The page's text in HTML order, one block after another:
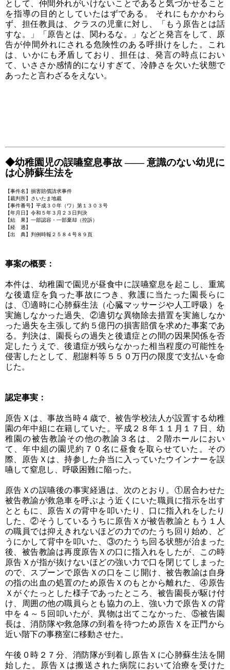
として、仲間外れがいけないことであると気づかせること
を指導の目的としていたはずである。 それにもかかわら
ず、担任教員は、クラスの児童に対し、「もう原告とは話
すな。」「原告とは、関わるな。」などと発言をして、原
告が仲間外れにされる危険性のある呼掛けをした。これ
は、いかにも矛盾しており、担任は、発言の時点におい
て、いささか感情的になりすぎて、冷静さを欠いた状態で
あったと言わざるをえない。
◆幼稚園児の誤嚥窒息事故 ―― 意識のない幼児に
は心肺蘇生法を
【事件名】損害賠償請求事件
【裁判所】さいたま地裁
【事件番号】平成３０年（ワ）第１３０３号
【年月日】令和５年３月２３日判決
【結 果】一部認容・一部棄却（控訴）
【経 過】
【出 典】判例時報２５８４号８９頁
事案の概要：
本件は、幼稚園で園児が昼食中に誤嚥窒息を起こし、重篤
な後遺症を負った事故につき、救護に当たった園長らに
は、①適時に心肺蘇生法（心臓マッサージや人工呼吸）を
実施しなかった過失、②適切な異物除去措置を実施しなか
った過失を主張して約５億円の損害賠償を求めた事案であ
る。判決は、園長らの過失と後遺症との間の因果関係を否
定したうえで、後遺症が残らなかった相当程度の可能性を
侵害したとして、慰謝料等５５０万円の限度で支払いを命
じた。
認定事実：
原告Ｘは、事故当時４歳で、被告学校法人が設置する幼稚
園の年中組に在籍していた。平成２８年１１月１７日、幼
稚園の被告教諭その他の教諭３名は、２階ホールにおい
て、年中組の園児約７０名に昼食を取らせていた。その
際、原告Ｘは、持参した弁当に入っていたウインナーを誤
嚥して窒息し、呼吸困難に陥った。
原告Ｘの誤嚥後の事実経過は、次のとおり。①居合わせた
被告教諭が救急車を呼ぶよう近くにいた職員に指示を出す
とともに、原告Ｘの背中を叩いたり、口に指入れをしたり
した、②そうしているうちに原告Ｘが被告教諭ともう１人
の職員では抑えきれないほどの力でのたうち回り始め、ど
うにかして背中を叩いた、③のたうち回る状態が治まった
後、被告教諭は再度原告Ｘの口に指入れをしたが、この時
原告Ｘが指が抜けないほどの強い力で口を閉じてしまった
ので、スプーンで原告Ｘの口をこじ開け、被告教諭は自身
の指の出血の処置のため原告Ｘのもとから離れた、④原告
Ｘがぐたっとした様子であったところ、被告園長が駆け付
け、周囲の他の職員らとも協力の上、強い力で原告Ｘの背
中を４～５回叩いたが、異物は出てこなかった、⑤被告園
長は、消防隊や救急隊の到着を待つため原告Ｘを正門から
近い階下の事務室に移動させた。
午後０時２７分、消防隊が到着し原告Ｘに心肺蘇生法を開
始した。原告Ｘは搬送された病院において治療を受けた